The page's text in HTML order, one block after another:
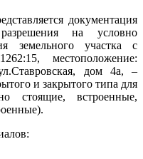
документация
на условно
земельного участка с
местоположение:
дом 4а, –
и закрытого типа для
стоящие, встроенные,